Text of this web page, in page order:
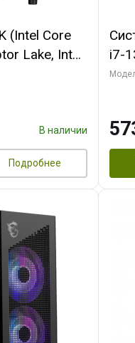
(Intel Core
Lake, Intel
ОЗУ (2
В наличии
Подробнее
i7-
7,